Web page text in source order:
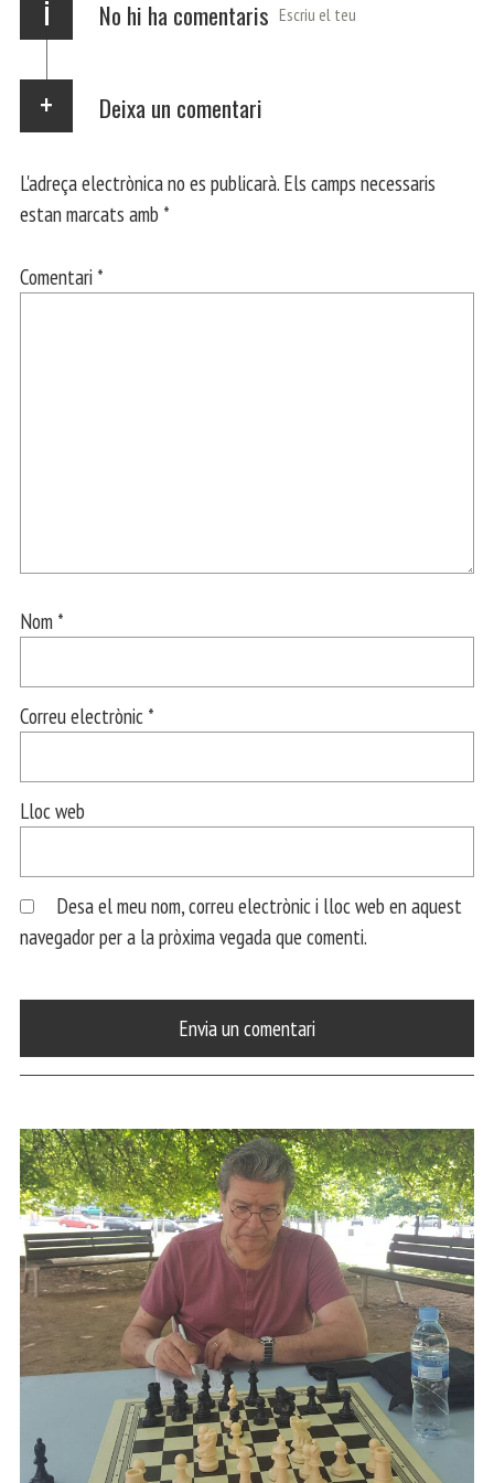
i No hi ha comentaris Escriu el teu
Deixa un comentari
L'adreça electrònica no es publicarà. Els camps necessaris
estan marcats amb *
Comentari *
Nom *
Correu electrònic *
Lloc web
Desa el meu nom, correu electrònic i lloc web en aquest
navegador per a la pròxima vegada que comenti.